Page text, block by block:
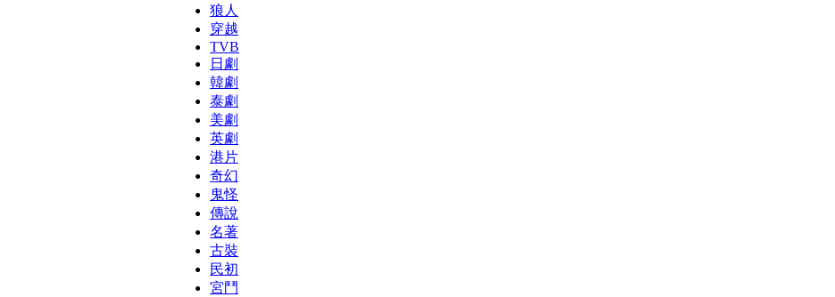
狼人
穿越
TVB
日劇
韓劇
泰劇
美劇
英劇
港片
奇幻
鬼怪
傳說
名著
古裝
民初
宮鬥